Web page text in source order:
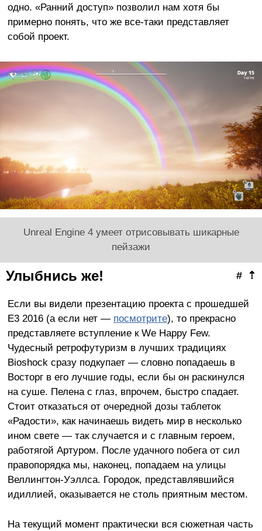
одно. «Ранний доступ» позволил нам хотя бы
примерно понять, что же все-таки представляет
собой проект.
Unreal Engine 4 умеет отрисовывать шикарные
пейзажи
⇡
#
Улыбнись же!
Если вы видели презентацию проекта с прошедшей
E3 2016 (а если нет — посмотрите), то прекрасно
представляете вступление к We Happy Few.
Чудесный ретрофутуризм в лучших традициях
Bioshock сразу подкупает — словно попадаешь в
Восторг в его лучшие годы, если бы он раскинулся
на суше. Пелена с глаз, впрочем, быстро спадает.
Стоит отказаться от очередной дозы таблеток
«Радости», как начинаешь видеть мир в несколько
ином свете —так случается и с главным героем,
работягой Артуром. После удачного побега от сил
правопорядка мы, наконец, попадаем на улицы
Веллингтон-Уэллса. Городок, представлявшийся
идиллией, оказывается не столь приятным местом.
На текущий момент практически вся сюжетная часть